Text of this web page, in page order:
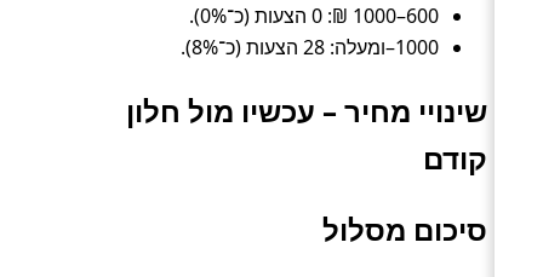
600–1000 ₪: 0 הצעות (כ־0%).
1000–ומעלה: 28 הצעות (כ־8%).
שינויי מחיר – עכשיו מול חלון
קודם
סיכום מסלול